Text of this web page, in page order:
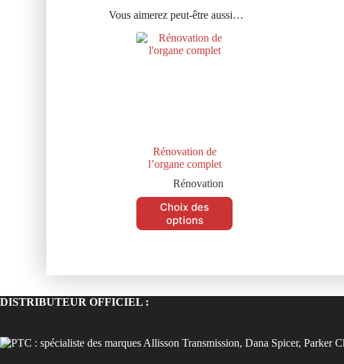
Vous aimerez peut-être aussi…
Rénovation de
l’organe complet
Rénovation
Choix des
options
DISTRIBUTEUR OFFICIEL :